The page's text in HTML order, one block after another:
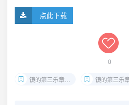
点此下载
0
镜的第三乐章下载 镜的第三乐章夸克资